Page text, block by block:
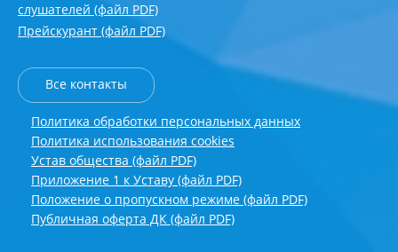
слушателей (файл PDF)
Прейскурант (файл PDF)
Все контакты
Политика обработки персональных данных
Политика использования cookies
Устав общества (файл PDF)
Приложение 1 к Уставу (файл PDF)
Положение о пропускном режиме (файл PDF)
Публичная оферта ДК (файл PDF)